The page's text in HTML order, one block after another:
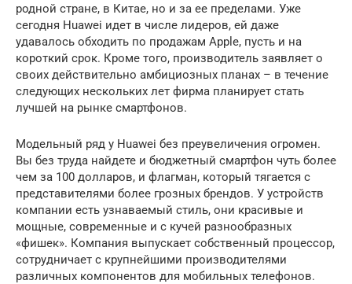
родной стране, в Китае, но и за ее пределами. Уже
сегодня Huawei идет в числе лидеров, ей даже
удавалось обходить по продажам Apple, пусть и на
короткий срок. Кроме того, производитель заявляет о
своих действительно амбициозных планах – в течение
следующих нескольких лет фирма планирует стать
лучшей на рынке смартфонов.
Модельный ряд у Huawei без преувеличения огромен.
Вы без труда найдете и бюджетный смартфон чуть более
чем за 100 долларов, и флагман, который тягается с
представителями более грозных брендов. У устройств
компании есть узнаваемый стиль, они красивые и
мощные, современные и с кучей разнообразных
«фишек». Компания выпускает собственный процессор,
сотрудничает с крупнейшими производителями
различных компонентов для мобильных телефонов.